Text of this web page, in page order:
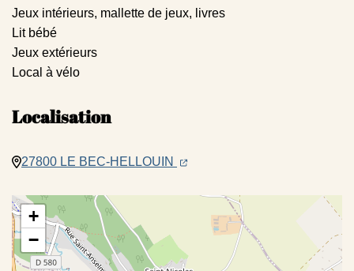
Jeux intérieurs, mallette de jeux, livres
Lit bébé
Jeux extérieurs
Local à vélo
Localisation
27800 LE BEC-HELLOUIN (ouverture dans un nouvel
(ouverture dans un nouvel
+
−